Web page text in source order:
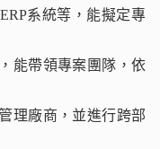
系統等，能擬定專
能帶領專案團隊，依
理廠商，並進行跨部